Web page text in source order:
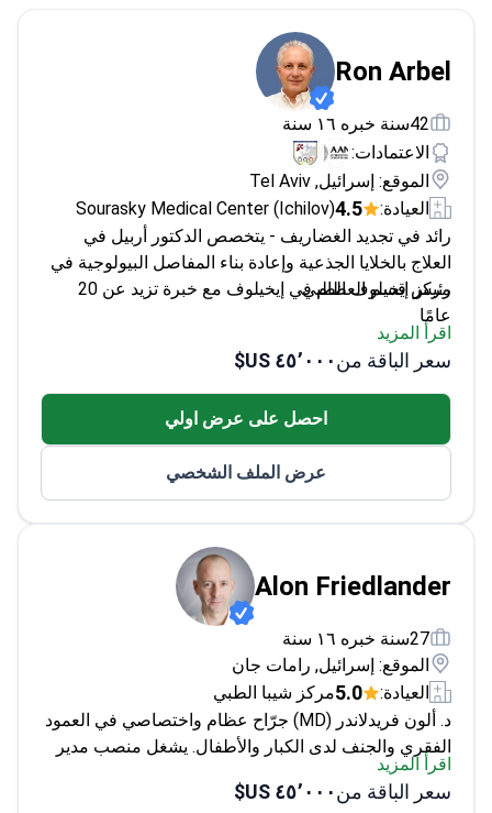
Ron Arbel
42سنة خبره ١٦ سنة
الاعتمادات:
الموقع: إسرائيل, Tel Aviv
العيادة:
4.5
Sourasky Medical Center (Ichilov)
رائد في تجديد الغضاريف - يتخصص الدكتور أربيل في
العلاج بالخلايا الجذعية وإعادة بناء المفاصل البيولوجية في
مركز إيخيلوف الطبي.
رئيس قسم العظام في إيخيلوف مع خبرة تزيد عن 20
عامًا
الطبيب المعالج للمنتخب الوطني الإسرائيلي للكرة
الطائرة
خبير في تقنيات التنظير المفصلي وعلاج PRP
تلقى تدريبه في أفضل المؤسسات الأمريكية بما في ذلك
جامعة تينيسي
اقرأ المزيد
سعر الباقة من٤٥٬٠٠٠ US$
احصل على عرض اولي
عرض الملف الشخصي
Alon Friedlander
27سنة خبره ١٦ سنة
الموقع: إسرائيل, رامات جان
العيادة:
5.0مركز شيبا الطبي
د. ألون فريدلاندر (MD) جرّاح عظام واختصاصي في العمود
الفقري والجنف لدى الكبار والأطفال. يشغل منصب مدير
قسم جراحة العظام في مركز شيبا الطبي، وهو أستاذ
مشارك في جراحة العظام بجامعة تل أبيب. مُدرج ضمن
اقرأ المزيد
سعر الباقة من٤٥٬٠٠٠ US$